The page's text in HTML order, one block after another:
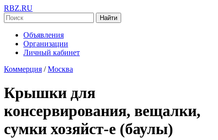
RBZ.RU
Найти
Объявления
Организации
Личный кабинет
Коммерция / Москва
Крышки для
консервирования, вещалки,
сумки хозяйст-е (баулы)